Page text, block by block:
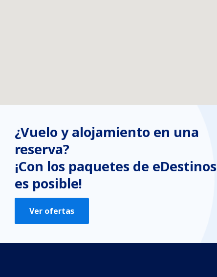
¿Vuelo y alojamiento en una
reserva?
¡Con los paquetes de eDestinos
es posible!
Ver ofertas